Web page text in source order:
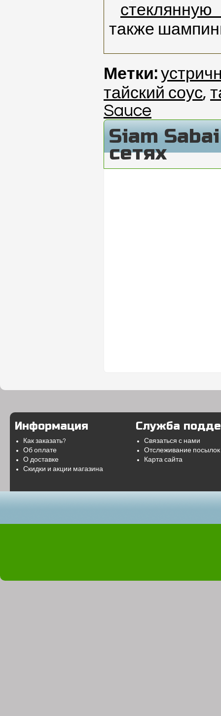
также
Метки:
тайский соус,
Sauce
Siam
сетях
Информация
Как заказать?
Об оплате
О доставке
Скидки и акции магазина
Служба
Связаться с нами
Отслеживание посылок
Карта сайта